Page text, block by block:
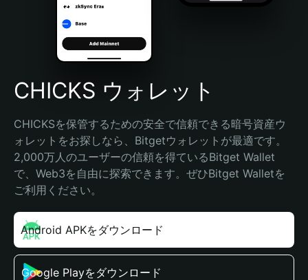
Português (Brasil)
Español (Argentina)
CHICKS ウォレット
CHICKSを保管するための安全で信頼できる暗号資産ウ
ォレットをお探しなら、Bitgetウォレットが最適です。
2,000万人のユーザーの信頼を得ているBitget Wallet
で、Web3を自由に探索できます。ぜひBitget Walletを
ご利用ください。
Android APKをダウンロード
Google Playをダウンロード